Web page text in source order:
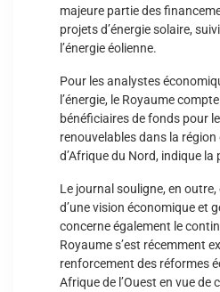
majeure partie des
projets d’énergie solaire,
l’énergie éolienne.
Pour les analystes
l’énergie, le Royaume
bénéficiaires de fonds pour
renouvelables dans la
d’Afrique du Nord, indique la
Le journal souligne, en
d’une vision économique et
concerne également le
Royaume s’est récemment
renforcement des réformes
Afrique de l’Ouest en vue de